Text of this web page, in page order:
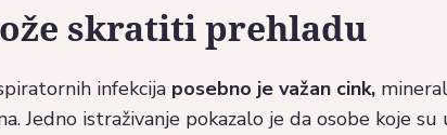
skratiti prehladu
infekcija posebno je važan cink,
Jedno istraživanje pokazalo je da osobe koje